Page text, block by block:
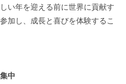
い年を迎える前に世界に貢献す
加し、成長と喜びを体験するこ
中